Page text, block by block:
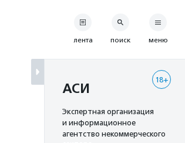
лента поиск меню
18+
АСИ
Экспертная организация
и информационное
агентство некоммерческого